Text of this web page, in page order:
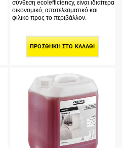
σύνθεση eco!efficiency, είναι ιδιαίτερα
οικονομικό, αποτελεσματικό και
φιλικό προς το περιβάλλον.
ΠΡΟΣΘΉΚΗ ΣΤΟ ΚΑΛΆΘΙ